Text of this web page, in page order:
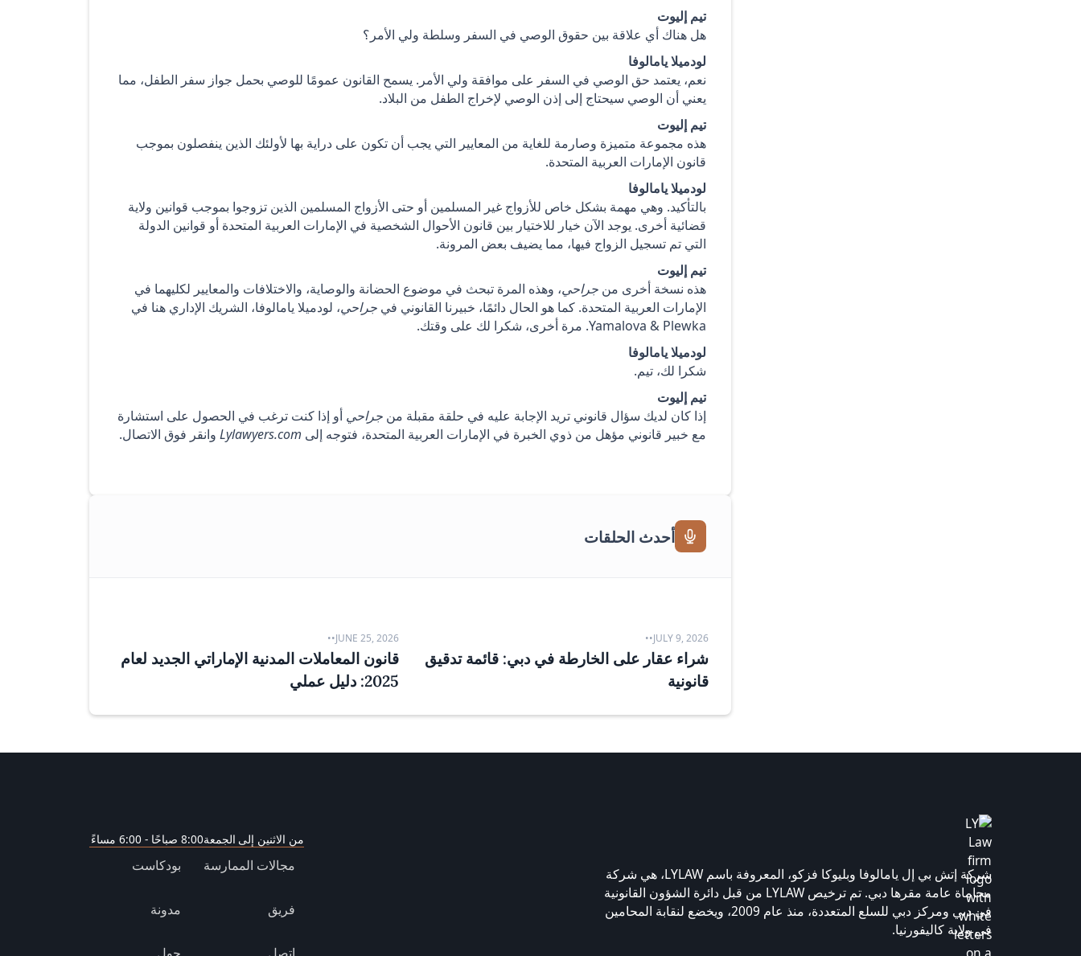
تيم إليوت
هل هناك أي علاقة بين حقوق الوصي في السفر وسلطة ولي الأمر؟
لودميلا يامالوفا
نعم، يعتمد حق الوصي في السفر على موافقة ولي الأمر. يسمح القانون عمومًا للوصي بحمل جواز سفر الطفل، مما
يعني أن الوصي سيحتاج إلى إذن الوصي لإخراج الطفل من البلاد.
تيم إليوت
هذه مجموعة متميزة وصارمة للغاية من المعايير التي يجب أن تكون على دراية بها لأولئك الذين ينفصلون بموجب
قانون الإمارات العربية المتحدة.
لودميلا يامالوفا
بالتأكيد. وهي مهمة بشكل خاص للأزواج غير المسلمين أو حتى الأزواج المسلمين الذين تزوجوا بموجب قوانين ولاية
قضائية أخرى. يوجد الآن خيار للاختيار بين قانون الأحوال الشخصية في الإمارات العربية المتحدة أو قوانين الدولة
التي تم تسجيل الزواج فيها، مما يضيف بعض المرونة.
تيم إليوت
هذه نسخة أخرى من جراحي، وهذه المرة تبحث في موضوع الحضانة والوصاية، والاختلافات والمعايير لكليهما في
الإمارات العربية المتحدة. كما هو الحال دائمًا، خبيرنا القانوني في جراحي، لودميلا يامالوفا، الشريك الإداري هنا في
Yamalova & Plewka. مرة أخرى، شكرا لك على وقتك.
لودميلا يامالوفا
شكرا لك، تيم.
تيم إليوت
إذا كان لديك سؤال قانوني تريد الإجابة عليه في حلقة مقبلة من جراحي أو إذا كنت ترغب في الحصول على استشارة
مع خبير قانوني مؤهل من ذوي الخبرة في الإمارات العربية المتحدة، فتوجه إلى Lylawyers.comوانقر فوق الاتصال.
أحدث الحلقات
JULY 9, 2026
•
•
شراء عقار على الخارطة في دبي: قائمة تدقيق
قانونية
JUNE 25, 2026
•
•
قانون المعاملات المدنية الإماراتي الجديد لعام
2025: دليل عملي
شركة إتش بي إل يامالوفا وبليوكا فزكو، المعروفة باسم LYLAW، هي شركة
محاماة عامة مقرها دبي. تم ترخيص LYLAW من قبل دائرة الشؤون القانونية
في دبي ومركز دبي للسلع المتعددة، منذ عام 2009، ويخضع لنقابة المحامين
في ولاية كاليفورنيا.
من الاثنين إلى الجمعة8:00 صباحًا - 6:00 مساءً
مجالات الممارسة بودكاست
فريق مدونة